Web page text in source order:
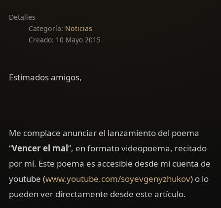
Detalles
Categoría: Noticias
Creado: 10 Mayo 2015
Estimados amigos,
Me complace anunciar el lanzamiento del poema
“Vencer el mal”, en formato videopoema, recitado
por mí. Este poema es accesible desde mi cuenta de
youtube (www.youtube.com/soyevgenyzhukov) o lo
pueden ver directamente desde este artículo.